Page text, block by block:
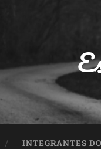
INTEGRANTES